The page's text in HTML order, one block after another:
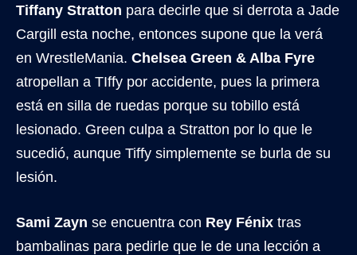
Tiffany Stratton para decirle que si derrota a Jade
Cargill esta noche, entonces supone que la verá
en WrestleMania. Chelsea Green & Alba Fyre
atropellan a TIffy por accidente, pues la primera
está en silla de ruedas porque su tobillo está
lesionado. Green culpa a Stratton por lo que le
sucedió, aunque Tiffy simplemente se burla de su
lesión.
Sami Zayn se encuentra con Rey Fénix tras
bambalinas para pedirle que le de una lección a